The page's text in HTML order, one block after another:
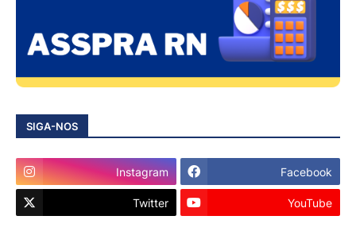
SIGA-NOS
Instagram Facebook
Twitter YouTube